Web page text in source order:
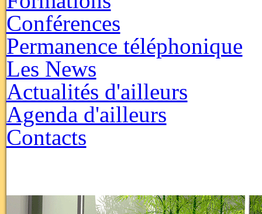
Conférences
Permanence téléphonique
Les News
Actualités d'ailleurs
Agenda d'ailleurs
Contacts